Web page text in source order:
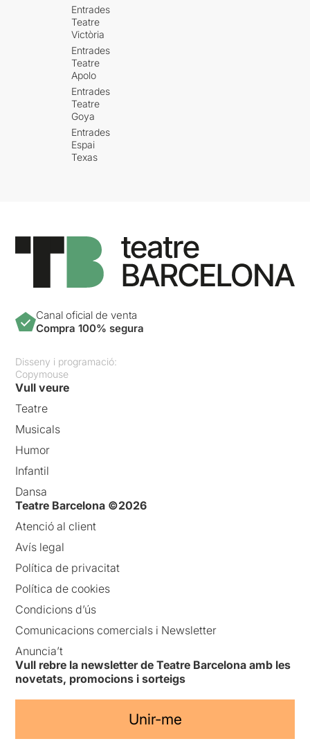
Entrades
Teatre
Victòria
Entrades
Teatre
Apolo
Entrades
Teatre
Goya
Entrades
Espai
Texas
Canal oficial de venta
Compra 100% segura
Disseny i programació:
Copymouse
Vull veure
Teatre
Musicals
Humor
Infantil
Dansa
Teatre Barcelona ©2026
Atenció al client
Avís legal
Política de privacitat
Política de cookies
Condicions d’ús
Comunicacions comercials i Newsletter
Anuncia’t
Vull rebre la newsletter de Teatre Barcelona amb les
novetats, promocions i sorteigs
Unir-me